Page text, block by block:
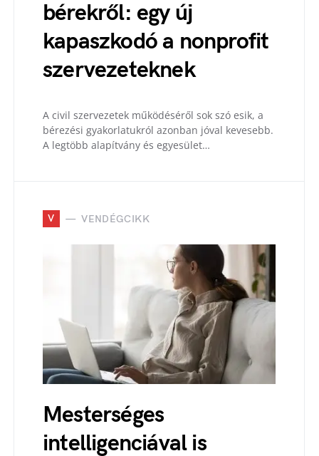
bérekről: egy új
kapaszkodó a nonprofit
szervezeteknek
A civil szervezetek működéséről sok szó esik, a
bérezési gyakorlatukról azonban jóval kevesebb.
A legtöbb alapítvány és egyesület…
V VENDÉGCIKK
Mesterséges
intelligenciával is